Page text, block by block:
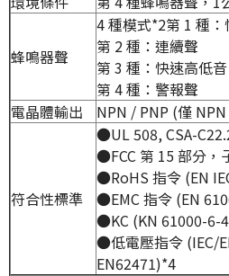
蜂鳴器聲
4 種模式*2第 1 種
第 2 種：連續聲
第 3 種：快速高低音
第 4 種：警報聲
電晶體輸出
NPN / PNP (僅
符合性標準
●UL 508, CSA-
●FCC 第 15 部分，
●RoHS 指令 (EN
●EMC 指令 (EN
●KC (KN 61000-6-
●低電壓指令 (IEC/
EN62471)*4